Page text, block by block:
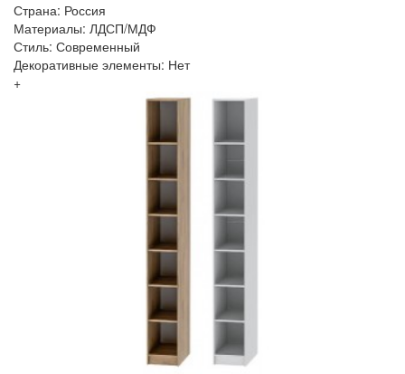
Страна: Россия
Материалы: ЛДСП/МДФ
Стиль: Современный
Декоративные элементы: Нет
+